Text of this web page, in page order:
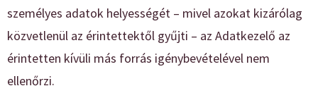
személyes adatok helyességét – mivel azokat kizárólag
közvetlenül az érintettektől gyűjti – az Adatkezelő az
érintetten kívüli más forrás igénybevételével nem
ellenőrzi.